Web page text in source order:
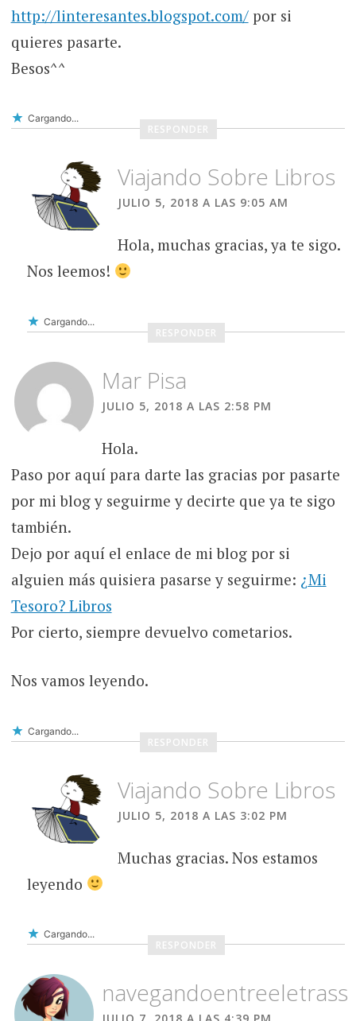
http://linteresantes.blogspot.com/por si
quieres pasarte.
Besos^^
Cargando...
RESPONDER
Viajando Sobre Libros
JULIO 5, 2018 A LAS 9:05 AM
Hola, muchas gracias, ya te sigo.
Nos leemos!
Cargando...
RESPONDER
Mar Pisa
JULIO 5, 2018 A LAS 2:58 PM
Hola.
Paso por aquí para darte las gracias por pasarte
por mi blog y seguirme y decirte que ya te sigo
también.
Dejo por aquí el enlace de mi blog por si
alguien más quisiera pasarse y seguirme: ¿Mi
Tesoro? Libros
Por cierto, siempre devuelvo cometarios.
Nos vamos leyendo.
Cargando...
RESPONDER
Viajando Sobre Libros
JULIO 5, 2018 A LAS 3:02 PM
Muchas gracias. Nos estamos
leyendo
Cargando...
RESPONDER
navegandoentreeletrass